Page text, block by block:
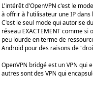
L'intérêt d'OpenVPN c'est le
à offrir à l'utilisateur une IP dans
C'est le seul mode qui autorise
réseau EXACTEMENT comme
peu lourde en terme de
Android pour des raisons de
OpenVPN bridgé est un VPN qui
autres sont des VPN qui